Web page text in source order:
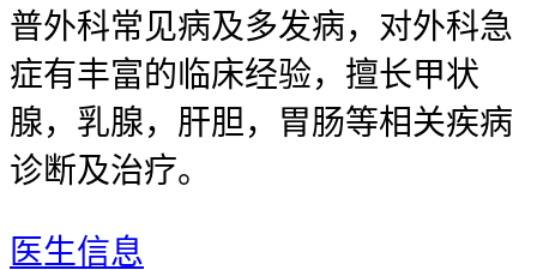
普外科常见病及多发病，对外科急
症有丰富的临床经验，擅长甲状
腺，乳腺，肝胆，胃肠等相关疾病
诊断及治疗。
医生信息